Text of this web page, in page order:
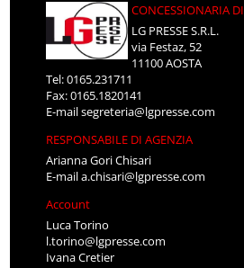
CONCESSIONARIA
LG PRESSE S.R.L.
via Festaz, 52
11100 AOSTA
Tel: 0165.231711
Fax: 0165.1820141
E-mailsegreteria@lgpresse.com
RESPONSABILE DI AGENZIA
Arianna Gori Chisari
E-maila.chisari@lgpresse.com
Account
Luca Torino
l.torino@lgpresse.com
Ivana Cretier